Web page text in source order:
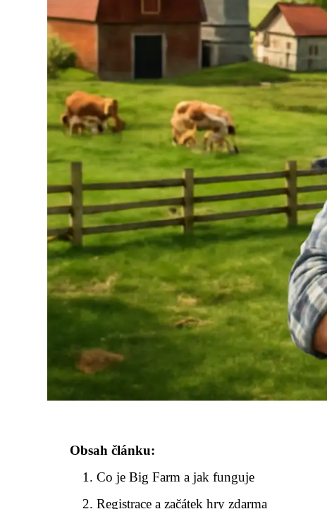
Obsah článku:
Co je Big Farm a jak funguje
Registrace a začátek hry zdarma